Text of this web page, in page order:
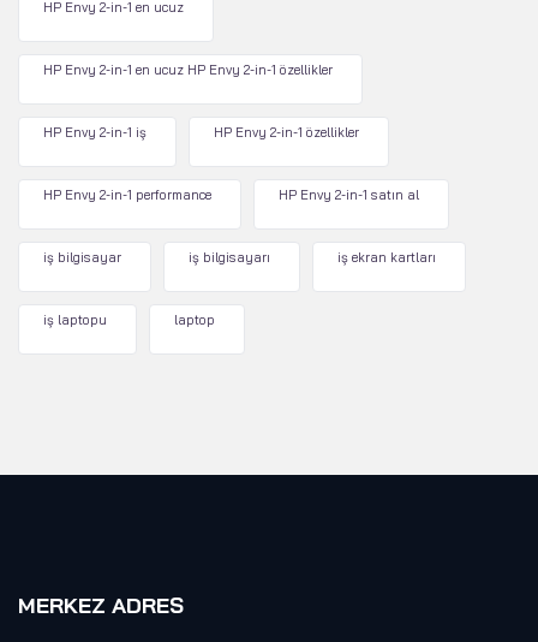
HP Envy 2-in-1 en ucuz
HP Envy 2-in-1 en ucuz HP Envy 2-in-1 özellikler
HP Envy 2-in-1 iş HP Envy 2-in-1 özellikler
HP Envy 2-in-1 performance HP Envy 2-in-1 satın al
iş bilgisayar iş bilgisayarı iş ekran kartları
iş laptopu laptop
MERKEZ ADRES